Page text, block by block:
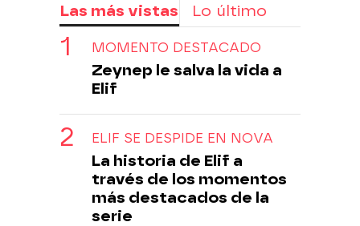
Las más vistas Lo último
MOMENTO DESTACADO
Zeynep le salva la vida a
Elif
ELIF SE DESPIDE EN NOVA
La historia de Elif a
través de los momentos
más destacados de la
serie